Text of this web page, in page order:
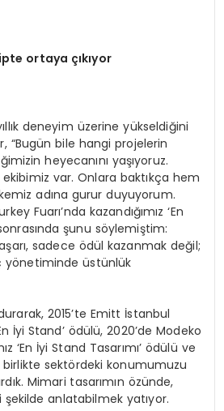
ortaya çıkıyor
deneyim üzerine yükseldiğini
“Bugün bile hangi projelerin
heyecanını yaşıyoruz.
var. Onlara baktıkça hem
adına gurur duyuyorum.
Fuarı’nda kazandığımız ‘En
şunu söylemiştim:
sadece ödül kazanmak değil;
yönetiminde üstünlük
2015’te Emitt İstanbul
İyi Stand’ ödülü, 2020’de Modeko
‘En İyi Stand Tasarımı’ ödülü ve
sektördeki konumumuzu
Mimari tasarımın özünde,
anlatabilmek yatıyor.